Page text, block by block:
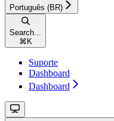
Português (BR)
Search...
⌘ K
Suporte
Dashboard
Dashboard